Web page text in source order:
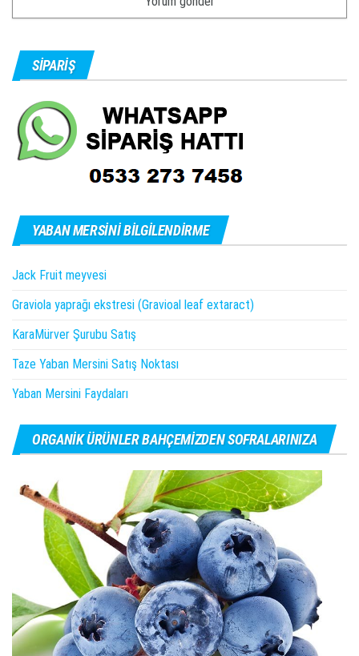
SIPARIŞ
YABAN MERSINI BILGILENDIRME
Jack Fruit meyvesi
Graviola yaprağı ekstresi (Gravioal leaf extaract)
KaraMürver Şurubu Satış
Taze Yaban Mersini Satış Noktası
Yaban Mersini Faydaları
ORGANIK ÜRÜNLER BAHÇEMIZDEN SOFRALARINIZA